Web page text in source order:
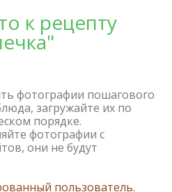
к рецепту
фотографии пошагового
загружайте их по
порядке.
фотографии с
они не будут
пользователь.